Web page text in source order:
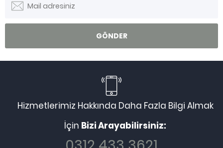
Hizmetlerimiz Hakkında Daha Fazla Bilgi Almak
İçin Bizi Arayabilirsiniz: